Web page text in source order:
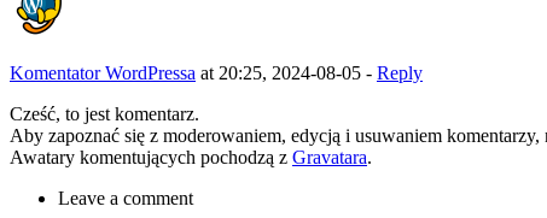
Komentator WordPressa at 20:25, 2024-08-05 - Reply
Cześć, to jest komentarz.
Aby zapoznać się z moderowaniem, edycją i usuwaniem
Awatary komentujących pochodzą z Gravatara.
Leave a comment